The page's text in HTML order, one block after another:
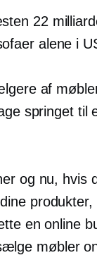
22
alene i
af
springet til
og nu, hvis
produkter,
en online
møbler